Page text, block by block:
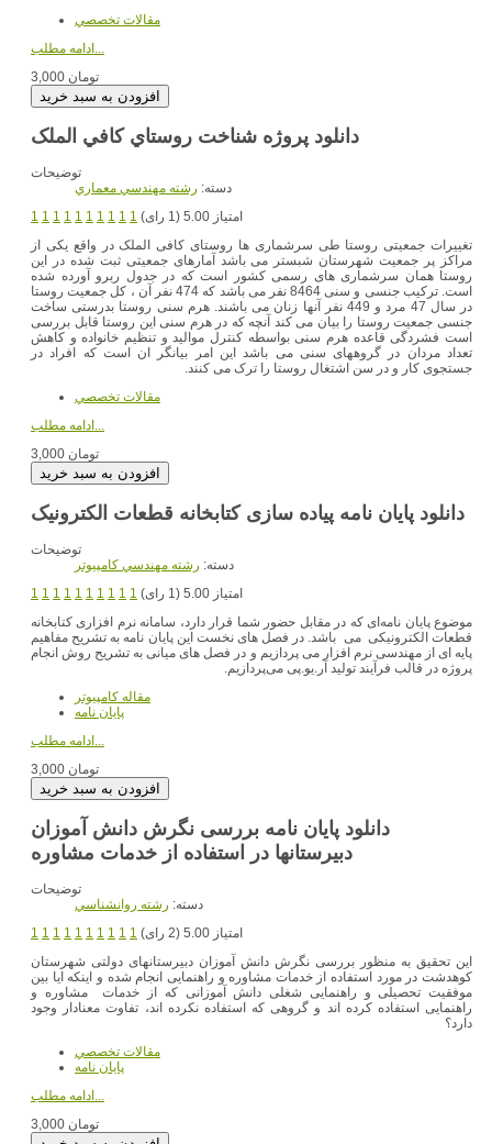
مقالات تخصصي
ادامه مطلب...
3,000 تومان
دانلود پروژه شناخت روستاي كافي الملک
توضیحات
دسته: رشته مهندسي معماري
1 1 1 1 1 1 1 1 1 1
امتیاز 5.00 (1 رای)
تغییرات جمعیتی روستا طی سرشماری ها روستای کافی الملک در واقع یکی از
مراکز پر جمعیت شهرستان شبستر می باشد آمارهای جمعیتی ثبت شده در این
روستا همان سرشماری های رسمی کشور است که در جدول ربرو آورده شده
است. ترکیب جنسی و سنی 8464 نفر می باشد که 474 نفر آن ، کل جمعیت روستا
در سال 47 مرد و 449 نفر آنها زنان می باشند. هرم سنی روستا بدرستی ساخت
جنسی جمعیت روستا را بیان می کند آنچه که در هرم سنی این روستا قابل بررسی
است فشردگی قاعده هرم سنی بواسطه کنترل موالید و تنظیم خانواده و کاهش
تعداد مردان در گروههای سنی می باشد این امر بیانگر ان است که افراد در
جستجوی کار و در سن اشتغال روستا را ترک می کنند.
مقالات تخصصي
ادامه مطلب...
3,000 تومان
دانلود پایان نامه پیاده سازی کتابخانه قطعات الکترونیک
توضیحات
دسته: رشته مهندسي کامپيوتر
1 1 1 1 1 1 1 1 1 1
امتیاز 5.00 (1 رای)
موضوع پایان نامه‌ای که در مقابل حضور شما قرار دارد، سامانه نرم افزاری کتابخانه
قطعات الکترونیکی‌ می ‌باشد. در فصل های نخست این پایان نامه به تشریح مفاهیم
پایه ای از مهندسی‌ نرم افزار می‌ پردازیم و در فصل های میانی به تشریح روش انجام
پروژه در قالب فرآیند تولید آر.یو.پی‌ می‌پردازیم.
مقاله کامپیوتر
پایان نامه
3,000 تومان
دانلود پایان نامه بررسی نگرش دانش آموزان
دبیرستانها در استفاده از خدمات مشاوره
توضیحات
دسته: رشته روانشناسي
1 1 1 1 1 1 1 1 1 1
امتیاز 5.00 (2 رای)
این تحقیق به منظور بررسی نگرش دانش آموزان دبیرستانهای دولتی شهرستان
کوهدشت در مورد استفاده از خدمات مشاوره و راهنمایی انجام شده و اینکه ایا بین
موفقیت تحصیلی و راهنمایی شغلی دانش آموزانی که از خدمات مشاوره و
راهنمایی استفاده کرده اند و گروهی که استفاده نکرده اند، تفاوت معنادار وجود
دارد؟
مقالات تخصصي
پایان نامه
3,000 تومان